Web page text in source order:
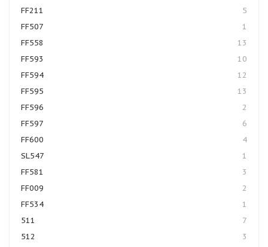
FF211
5
FF507
1
FF558
13
FF593
10
FF594
12
FF595
13
FF596
2
FF597
6
FF600
4
SL547
1
FF581
3
FF009
2
FF534
1
511
7
512
3